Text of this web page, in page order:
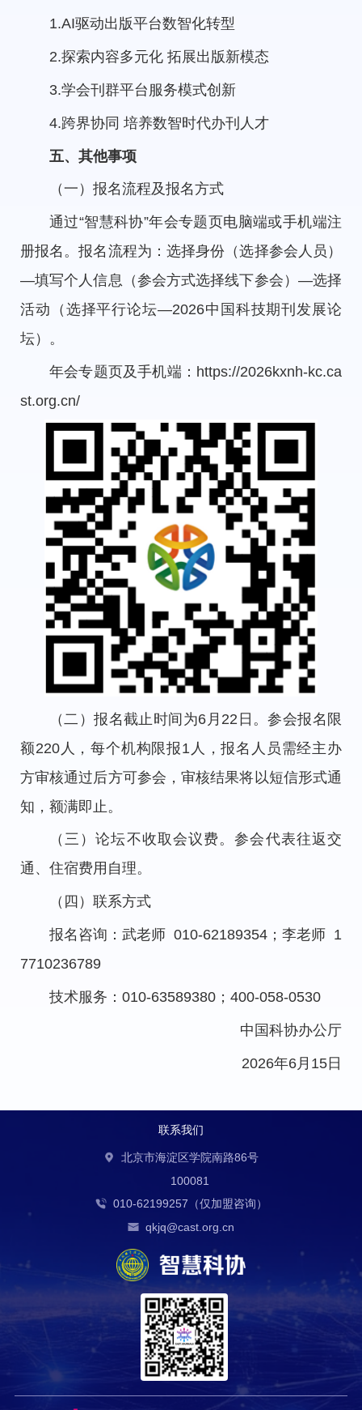
1.AI驱动出版平台数智化转型
2.探索内容多元化 拓展出版新模态
3.学会刊群平台服务模式创新
4.跨界协同 培养数智时代办刊人才
五、其他事项
（一）报名流程及报名方式
通过“智慧科协”年会专题页电脑端或手机端注
册报名。报名流程为：选择身份（选择参会人员）
—填写个人信息（参会方式选择线下参会）—选择
活动（选择平行论坛—2026中国科技期刊发展论
坛）。
年会专题页及手机端：https://2026kxnh-kc.ca
st.org.cn/
（二）报名截止时间为6月22日。参会报名限
额220人，每个机构限报1人，报名人员需经主办
方审核通过后方可参会，审核结果将以短信形式通
知，额满即止。
（三）论坛不收取会议费。参会代表往返交
通、住宿费用自理。
（四）联系方式
报名咨询：武老师 010-62189354；李老师 1
7710236789
技术服务：010-63589380；400-058-0530
中国科协办公厅
2026年6月15日
联系我们
北京市海淀区学院南路86号
100081
010-62199257（仅加盟咨询）
qkjq@cast.org.cn